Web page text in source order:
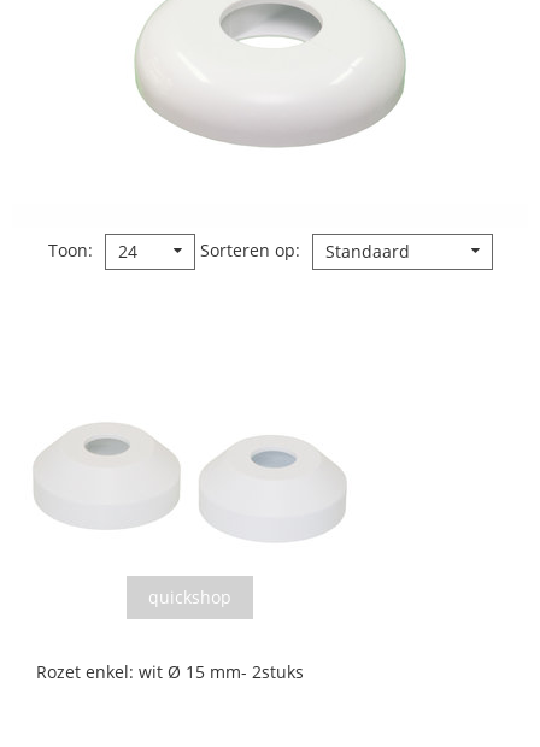
Toon 24 Sorteren op Standaard
quickshop
Rozet enkel: wit Ø 15 mm- 2stuks